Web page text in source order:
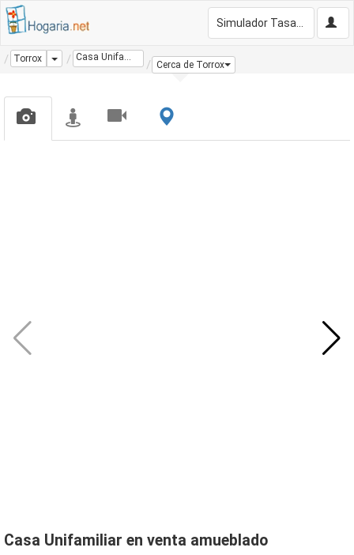
Torrox Dropdown Casa Unifamiliar
Cerca de Torrox
Casa Unifamiliar en venta amueblado